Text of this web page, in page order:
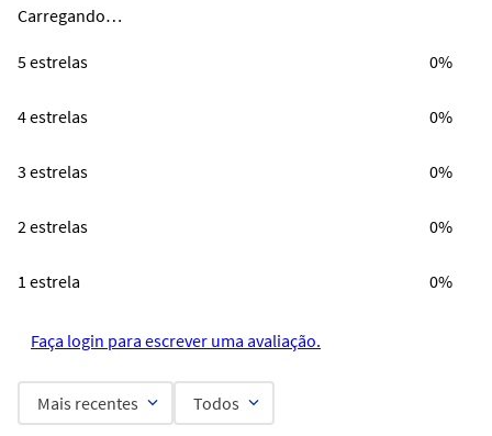
Carregando…
5 estrelas 0%
4 estrelas 0%
3 estrelas 0%
2 estrelas 0%
1 estrela 0%
Faça login para escrever uma avaliação.
Mais recentes Todos